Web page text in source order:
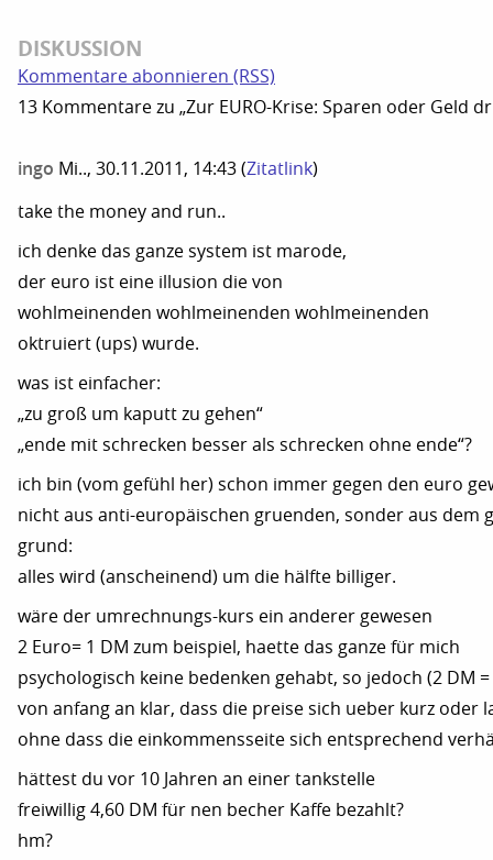
DISKUSSION
Kommentare abonnieren (RSS)
13 Kommentare zu „Zur EURO-Krise: Sparen oder Geld
ingo Mi.., 30.11.2011, 14:43 (Zitatlink)
take the money and run..
ich denke das ganze system ist marode,
der euro ist eine illusion die von
wohlmeinenden wohlmeinenden wohlmeinenden
oktruiert (ups) wurde.
was ist einfacher:
„zu groß um kaputt zu gehen“
„ende mit schrecken besser als schrecken ohne ende“?
ich bin (vom gefühl her) schon immer gegen den euro
nicht aus anti-europäischen gruenden, sonder aus dem
grund:
alles wird (anscheinend) um die hälfte billiger.
wäre der umrechnungs-kurs ein anderer gewesen
2 Euro= 1 DM zum beispiel, haette das ganze für mich
psychologisch keine bedenken gehabt, so jedoch (2 DM
von anfang an klar, dass die preise sich ueber kurz oder
ohne dass die einkommensseite sich entsprechend
hättest du vor 10 Jahren an einer tankstelle
freiwillig 4,60 DM für nen becher Kaffe bezahlt?
hm?